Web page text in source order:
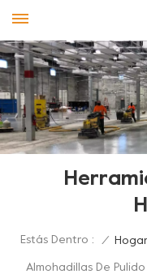
Estás Dentro : / Hogar
Almohadillas De